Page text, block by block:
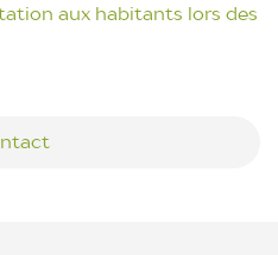
aux habitants lors des